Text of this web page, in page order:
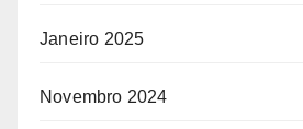
Janeiro 2025
Novembro 2024